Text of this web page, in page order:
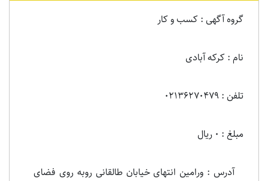
گروه آگهی : کسب و کار
نام : کرکه آبادی
تلفن : 02136270479
مبلغ : 0 ریال
آدرس : ورامین انتهای خیابان طالقانی روبه روی فضای